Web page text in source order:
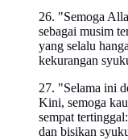
26. "Semoga
sebagai musim
yang selalu
kekurangan
27. "Selama ini
Kini, semoga
sempat
dan bisikan